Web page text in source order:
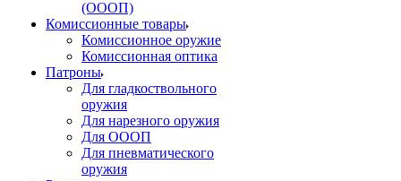
(ОООП)
Комиссионные товары
Комиссионное оружие
Комиссионная оптика
Патроны
Для гладкоствольного
оружия
Для нарезного оружия
Для ОООП
Для пневматического
оружия